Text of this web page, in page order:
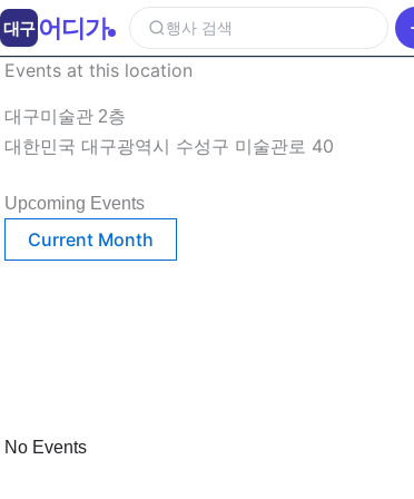
Events at this location
대구미술관 2층
대한민국 대구광역시 수성구 미술관로 40
Upcoming Events
Current Month
No Events
대구 어디가 행사 검색